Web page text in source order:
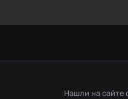
Нашли на сайте